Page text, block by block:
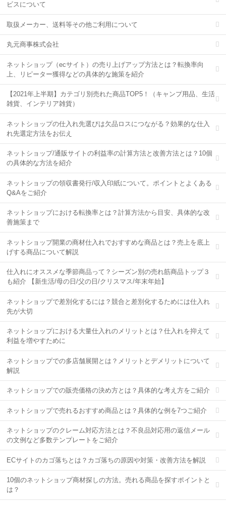
ビスについて
取扱メーカー、送料等その他ご利用について
丸元商事株式会社
ネットショップ（ecサイト）の売り上げアップ方法とは？転換率向
上、リピーター獲得などの具体的な施策を紹介
【2021年上半期】カテゴリ別売れた商品TOP5！（キャンプ用品、生活
雑貨、インテリア雑貨）
ネットショップの仕入れ先選びは欠品ロスにつながる？効果的な仕入
れ先選定方法をお伝え
ネットショップ/通販サイトの利益率の計算方法と改善方法とは？10個
の具体的な方法を紹介
ネットショップの領収書発行/収入印紙について。ポイントとよくある
Q&Aをご紹介
ネットショップにおける転換率とは？計算方法から目安、具体的な改
善施策まで
ネットショップ開業の商材仕入れでおすすめな商品とは？売上を底上
げする商品について解説
仕入れにオススメな季節商品って？シーズン別の売れ筋商品トップ３
も紹介 【新生活/母の日/父の日/クリスマス/年末年始】
ネットショップで差別化するには？競合と差別化するためには仕入れ
先が大切
ネットショップにおける大量仕入れのメリットとは？仕入れを抑えて
利益を増やすために
ネットショップでの多店舗展開とは？メリットとデメリットについて
解説
ネットショップでの販売価格の決め方とは？具体的な考え方をご紹介
ネットショップで売れるおすすめ商品とは？具体的な例を7つご紹介
ネットショップのクレーム対応方法とは？不良品対応用の返信メール
の文例など多数テンプレートをご紹介
ECサイトのカゴ落ちとは？カゴ落ちの原因や対策・改善方法を解説
10個のネットショップ商材探しの方法。売れる商品を探すポイントと
は？